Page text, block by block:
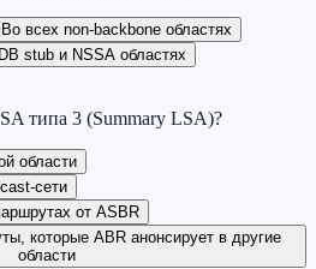
Во всех non-backbone областях
DВ stub и NSSA областях
типа 3 (Summary LSA)?
области
сети
от ASBR
которые ABR анонсирует в другие
области